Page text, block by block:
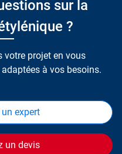
sur la
?
votre projet en vous
à vos besoins.
expert
un devis